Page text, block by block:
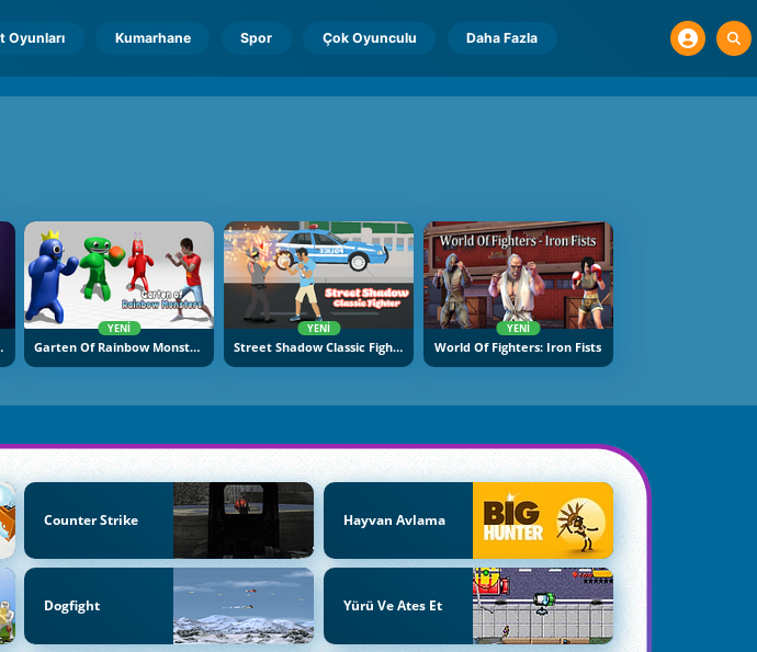
Oyunları Kumarhane Spor Çok Oyunculu Daha Fazla
Em Up
YENI
Garten Of Rainbow Monsters
YENI
Street Shadow Classic Fighter
YENI
World Of Fighters: Iron Fists
Counter Strike Hayvan Avlama
Dogfight Yürü Ve Ates Et